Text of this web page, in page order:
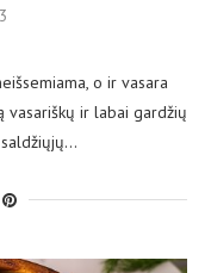
o ir vasara
ir labai gardžių